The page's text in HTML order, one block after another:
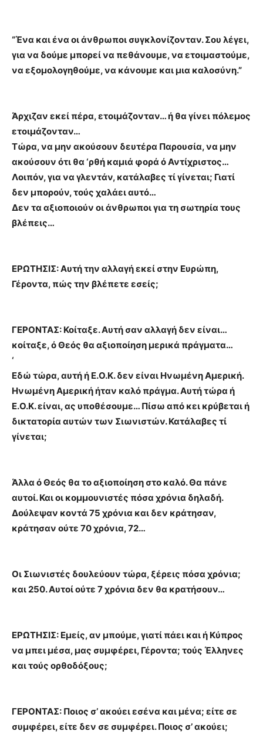
“Ένα και ένα οι άνθρωποι συγκλονίζονταν. Σου λέγει,
για να δούμε μπορεί να πεθάνουμε, να ετοιμαστούμε,
να εξομολογηθούμε, να κάνουμε και μια καλοσύνη.”
Άρχιζαν εκεί πέρα, ετοιμάζονταν… ή θα γίνει πόλεμος
ετοιμάζονταν…
Τώρα, να μην ακούσουν δευτέρα Παρουσία, να μην
ακούσουν ότι θα ‘ρθή καμιά φορά ό Αντίχριστος…
Λοιπόν, για να γλεντάν, κατάλαβες τί γίνεται; Γιατί
δεν μπορούν, τούς χαλάει αυτό…
Δεν τα αξιοποιούν οι άνθρωποι για τη σωτηρία τους
βλέπεις…
ΕΡΩΤΗΣΙΣ: Αυτή την αλλαγή εκεί στην Ευρώπη,
Γέροντα, πώς την βλέπετε εσείς;
ΓΕΡΟΝΤΑΣ: Κοίταξε. Αυτή σαν αλλαγή δεν είναι…
κοίταξε, ό Θεός θα αξιοποίηση μερικά πράγματα…
‘
Εδώ τώρα, αυτή ή Ε.Ο.Κ. δεν είναι Ηνωμένη Αμερική.
Ηνωμένη Αμερική ήταν καλό πράγμα. Αυτή τώρα ή
Ε.Ο.Κ. είναι, ας υποθέσουμε… Πίσω από κει κρύβεται ή
δικτατορία αυτών των Σιωνιστών. Κατάλαβες τί
γίνεται;
Άλλα ό Θεός θα το αξιοποίηση στο καλό. Θα πάνε
αυτοί. Και οι κομμουνιστές πόσα χρόνια δηλαδή.
Δούλεψαν κοντά 75 χρόνια και δεν κράτησαν,
κράτησαν ούτε 70 χρόνια, 72…
Οι Σιωνιστές δουλεύουν τώρα, ξέρεις πόσα χρόνια;
και 250. Αυτοί ούτε 7 χρόνια δεν θα κρατήσουν…
ΕΡΩΤΗΣΙΣ: Εμείς, αν μπούμε, γιατί πάει και ή Κύπρος
να μπει μέσα, μας συμφέρει, Γέροντα; τούς Έλληνες
και τούς ορθοδόξους;
ΓΕΡΟΝΤΑΣ: Ποιος σ’ ακούει εσένα και μένα; είτε σε
συμφέρει, είτε δεν σε συμφέρει. Ποιος σ’ ακούει;